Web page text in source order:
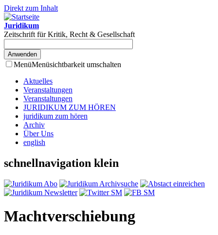
Direkt zum Inhalt
Juridikum
Zeitschrift für Kritik, Recht & Gesellschaft
MenüMenüsichtbarkeit umschalten
Aktuelles
Veranstaltungen
Veranstaltungen
JURIDIKUM ZUM HÖREN
juridikum zum hören
Archiv
Über Uns
english
schnellnavigation klein
Machtverschiebung